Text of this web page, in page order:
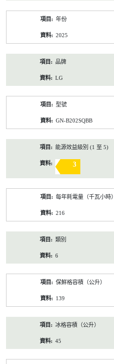
年份
2025
品牌
LG
型號
GN-B202SQBB
能源效益級別 (1 至 5)
3
每年耗電量（千瓦小時）
216
類別
6
保鮮格容積（公升）
139
冰格容積（公升）
45